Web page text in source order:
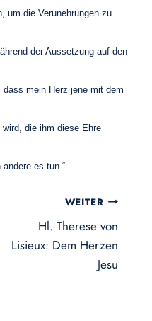
um die Verunehrungen zu
der Aussetzung auf den
mein Herz jene mit dem
die ihm diese Ehre
es tun.“
WEITER
Hl. Therese von
Lisieux: Dem Herzen
Jesu